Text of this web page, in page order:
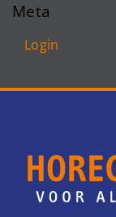
Meta
Login